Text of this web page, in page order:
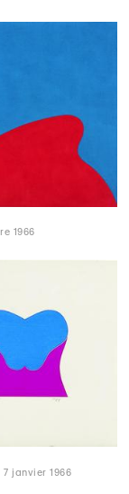
1966
, 7 janvier 1966